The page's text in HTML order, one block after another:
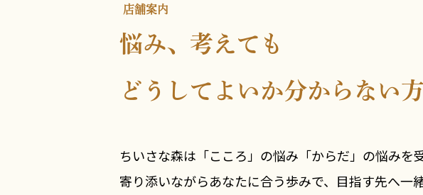
店舗案内
悩み、考えても
どうしてよいか分からない
ちいさな森は「こころ」の悩み「からだ」の悩みを
寄り添いながらあなたに合う歩みで、目指す先へ一緒